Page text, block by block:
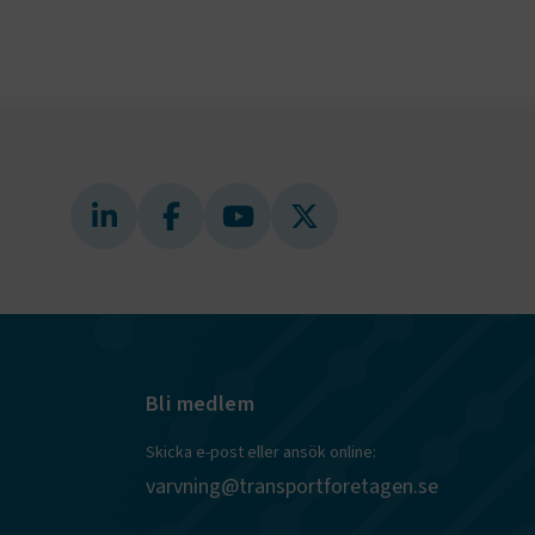
Bli medlem
Skicka e-post eller ansök online:
varvning@transportforetagen.se
De lagras
att de
hanteras
lagra
med
uppgifter